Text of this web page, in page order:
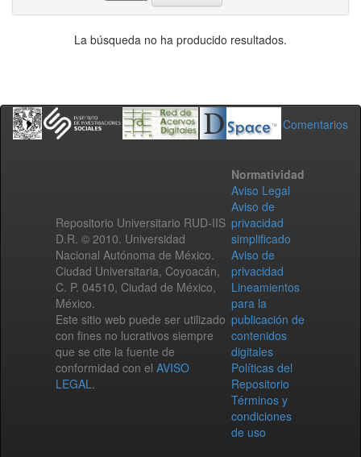
La búsqueda no ha producido resultados.
Comentarios
Repositorio Universitario RUD-IIS
D.R. © 2010. Universidad
Nacional Autónoma de México.
Ciudad Universitaria, Coyoacán,
C. P. 04510, Ciudad de México,
México.
Este sitio web puede ser utilizado
con fines no lucrativos siempre
que se cite la fuente de
conformidad con el AVISO
LEGAL.
Normatividad
Aviso Legal
Aviso de
privacidad
simplificado
Aviso de
privacidad
Lineamientos
para la
publicación de
contenidos
digitales
Políticas del
Repositorio
Términos y
condiciones
de uso